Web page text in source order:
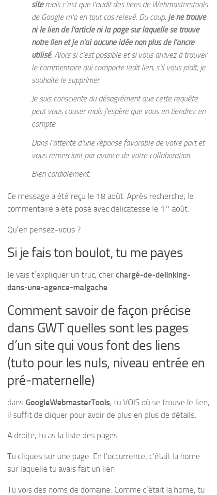
sitemais c’est que l’audit des liens de Webmasterstools
de Google m’a en tout cas relevé. Du coup, je ne trouve
ni le lien de l’article ni la page sur laquelle se trouve
notre lien et je n’ai aucune idée non plus de l’ancre
utilisé. Alors si c’est possible et si vous arrivez à trouver
le commentaire qui comporte ledit lien, s’il vous plaît, je
souhaite le supprimer.
Je suis consciente du désagrément que cette requête
peut vous causer mais j’espère que vous en tiendrez en
compte.
Dans l’attente d’une réponse favorable de votre part et
vous remerciant par avance de votre collaboration.
Bien cordialement.
Ce message a été reçu le 18 août. Après recherche, le
commentaire a été posé avec délicatesse le 1° août.
Qu’en pensez-vous ?
Si je fais ton boulot, tu me payes
Je vais t’expliquer un truc, cher chargé-de-delinking-
dans-une-agence-malgache
Comment savoir de façon précise
dans GWT quelles sont les pages
d’un site qui vous font des liens
(tuto pour les nuls, niveau entrée en
pré-maternelle)
dans GoogleWebmasterTools, tu VOIS où se trouve le lien,
il suffit de cliquer pour avoir de plus en plus de détails.
A droite, tu as la liste des pages.
Tu cliques sur une page. En l’occurrence, c’était la home
sur laquelle tu avais fait un lien
Tu vois des noms de domaine. Comme c’était la home, tu